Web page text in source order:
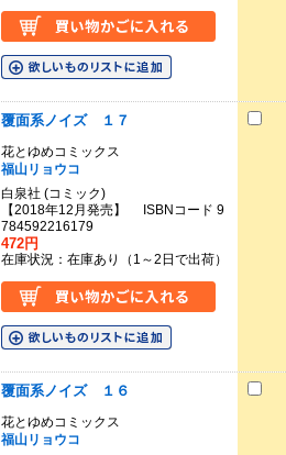
覆面系ノイズ １７
花とゆめコミックス
福山リョウコ
白泉社 (コミック)
【2018年12月発売】 ISBNコード 9
784592216179
472円
在庫状況：在庫あり（1～2日で出荷）
覆面系ノイズ １６
花とゆめコミックス
福山リョウコ